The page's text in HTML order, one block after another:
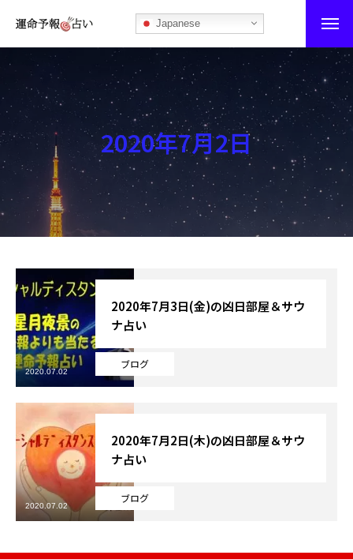
Japanese
運命予報占い
運命予報占いとは
あなたの所属部屋を探そう！
最恐の相性占い
秘伝公開！吉凶カレンダー
記事カテゴリー
ブログ
お知らせ
テニス
スポーツ
競馬
2020年7月2日
ブログ
2020年7月3日(金)の凶日部屋＆サウ
ナ占い
2020.07.02
ブログ
2020年7月2日(木)の凶日部屋＆サウ
ナ占い
2020.07.02